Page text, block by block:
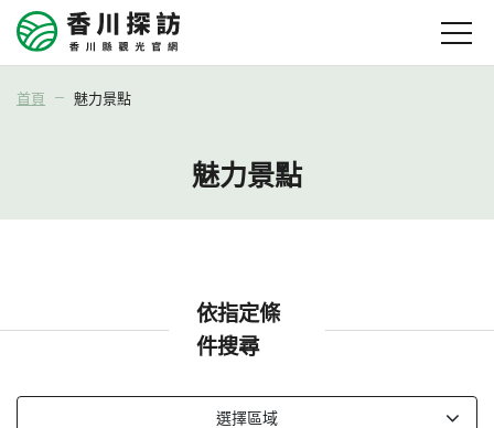
首頁 魅力景點
魅力景點
依指定條
件搜尋
選擇區域